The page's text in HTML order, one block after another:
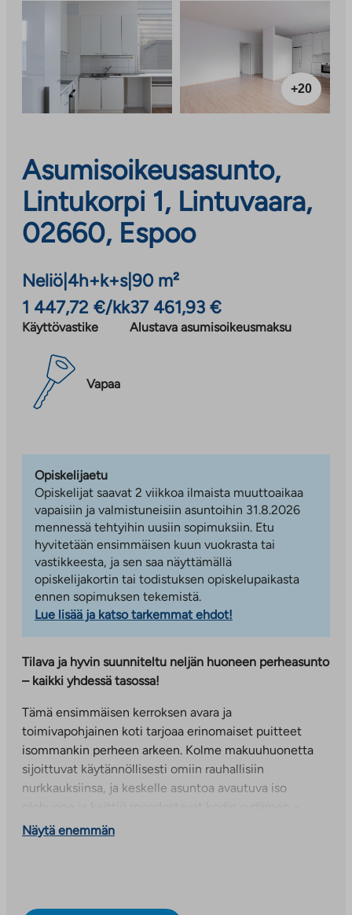
+20
Asumisoikeusasunto,
Lintukorpi 1, Lintuvaara,
02660, Espoo
Neliö 4h+k+s|90 m²
1 447,72 €/kk
Käyttövastike
37 461,93 €
Alustava asumisoikeusmaksu
Vapaa
Opiskelijaetu
Opiskelijat saavat 2 viikkoa ilmaista muuttoaikaa
vapaisiin ja valmistuneisiin asuntoihin 31.8.2026
mennessä tehtyihin uusiin sopimuksiin. Etu
hyvitetään ensimmäisen kuun vuokrasta tai
vastikkeesta, ja sen saa näyttämällä
opiskelijakortin tai todistuksen opiskelupaikasta
ennen sopimuksen tekemistä.
Lue lisää ja katso tarkemmat ehdot!
Tilava ja hyvin suunniteltu neljän huoneen perheasunto
– kaikki yhdessä tasossa!
Tämä ensimmäisen kerroksen avara ja
toimivapohjainen koti tarjoaa erinomaiset puitteet
isommankin perheen arkeen. Kolme makuuhuonetta
sijoittuvat käytännöllisesti omiin rauhallisiin
nurkkauksiinsa, ja keskelle asuntoa avautuva iso
valoisan ja viihtyisän oleskelualueen, jossa mahtuu
Näytä enemmän